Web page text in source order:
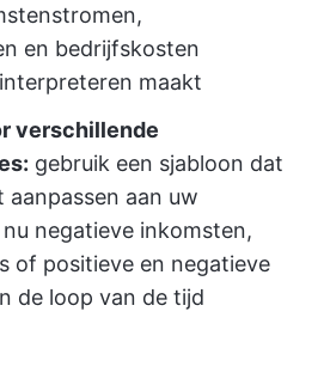
en bedrijfskosten
maakt
verschillende
gebruik een sjabloon dat
aanpassen aan uw
negatieve inkomsten,
of positieve en negatieve
de loop van de tijd